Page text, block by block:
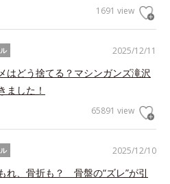
1691 view
2025/12/11
はどう捨てる？マシンガンズ滝沢
ました！
65891 view
2025/12/10
れ、骨折も？ 骨盤の“ズレ”が引